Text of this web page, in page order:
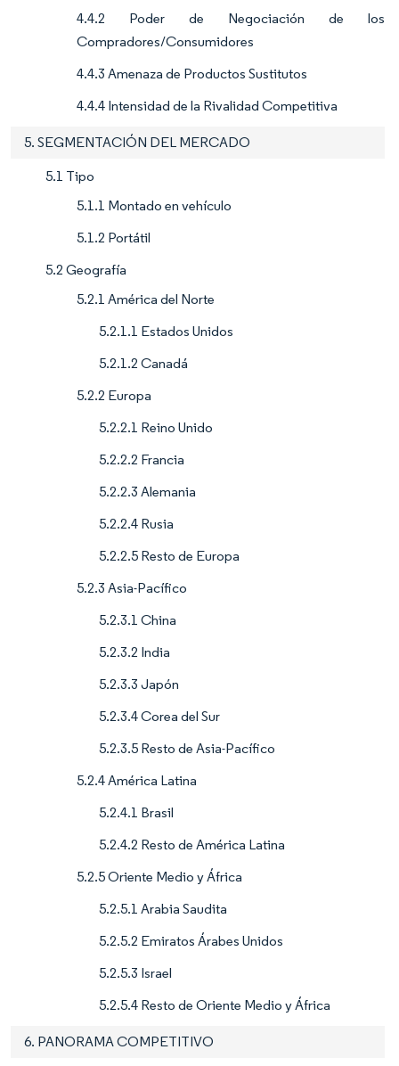
4.4.2 Poder de Negociación de los
Compradores/Consumidores
4.4.3 Amenaza de Productos Sustitutos
4.4.4 Intensidad de la Rivalidad Competitiva
5. SEGMENTACIÓN DEL MERCADO
5.1 Tipo
5.1.1 Montado en vehículo
5.1.2 Portátil
5.2 Geografía
5.2.1 América del Norte
5.2.1.1 Estados Unidos
5.2.1.2 Canadá
5.2.2 Europa
5.2.2.1 Reino Unido
5.2.2.2 Francia
5.2.2.3 Alemania
5.2.2.4 Rusia
5.2.2.5 Resto de Europa
5.2.3 Asia-Pacífico
5.2.3.1 China
5.2.3.2 India
5.2.3.3 Japón
5.2.3.4 Corea del Sur
5.2.3.5 Resto de Asia-Pacífico
5.2.4 América Latina
5.2.4.1 Brasil
5.2.4.2 Resto de América Latina
5.2.5 Oriente Medio y África
5.2.5.1 Arabia Saudita
5.2.5.2 Emiratos Árabes Unidos
5.2.5.3 Israel
5.2.5.4 Resto de Oriente Medio y África
6. PANORAMA COMPETITIVO